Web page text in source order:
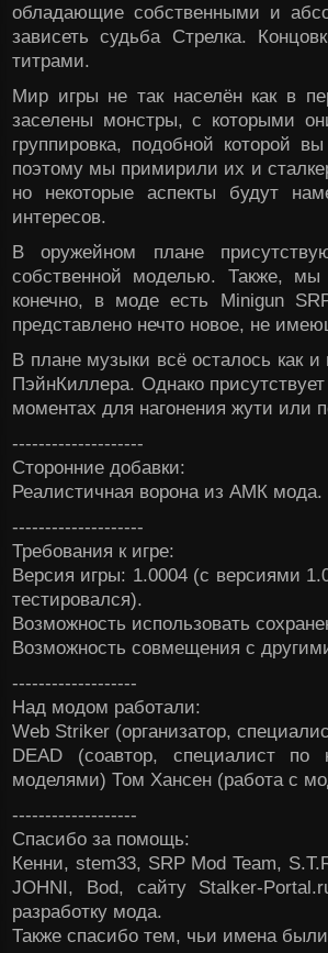
обладающие собственными и
зависеть судьба Стрелка.
титрами.
Мир игры не так населён как в
заселены монстры, с которыми
группировка, подобной которой
поэтому мы примирили их и
но некоторые аспекты будут
интересов.
В оружейном плане
собственной моделью. Также,
конечно, в моде есть Minigun
представлено нечто новое, не
В плане музыки всё осталось как и
ПэйнКиллера. Однако
моментах для нагонения жути или
--------------------
Сторонние добавки:
Реалистичная ворона из АМК
--------------------
Требования к игре:
Версия игры: 1.0004 (с версиями
тестировался).
Возможность использовать
Возможность совмещения с
-------------------
Над модом работали:
Web Striker (организатор,
DEAD (соавтор, специалист по
моделями) Том Хансен (работа с
-------------------
Спасибо за помощь:
Кенни, stem33, SRP Mod Team,
JOHNI, Bod, сайту Stalker-
разработку мода.
Также спасибо тем, чьи имена